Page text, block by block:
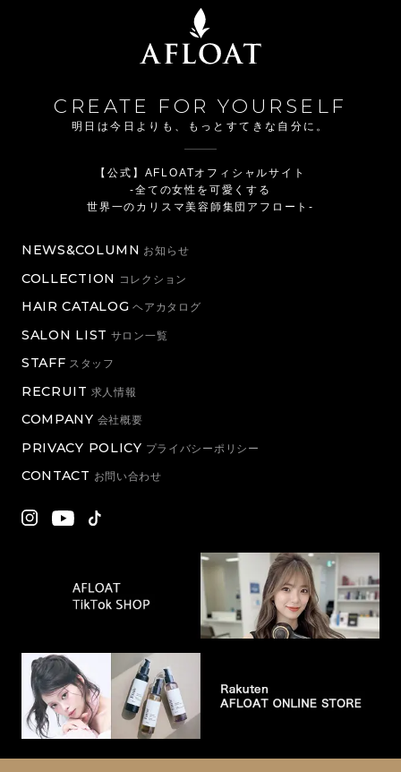
CREATE FOR YOURSELF
明日は今日よりも、もっとすてきな自分に。
【公式】AFLOATオフィシャルサイト
-全ての女性を可愛くする
世界一のカリスマ美容師集団アフロート-
NEWS&COLUMN お知らせ
COLLECTION コレクション
HAIR CATALOG ヘアカタログ
SALON LIST サロン一覧
STAFF スタッフ
RECRUIT 求人情報
COMPANY 会社概要
PRIVACY POLICY プライバシーポリシー
CONTACT お問い合わせ